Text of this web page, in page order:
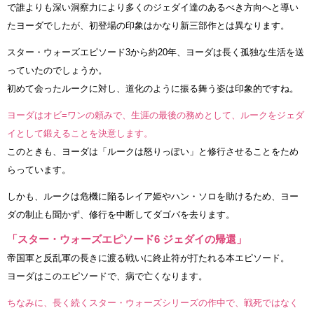
で誰よりも深い洞察力により多くのジェダイ達のあるべき方向へと導い
たヨーダでしたが、初登場の印象はかなり新三部作とは異なります。
スター・ウォーズエピソード3から約20年、ヨーダは長く孤独な生活を送
っていたのでしょうか。
初めて会ったルークに対し、道化のように振る舞う姿は印象的ですね。
ヨーダはオビ=ワンの頼みで、生涯の最後の務めとして、ルークをジェダ
イとして鍛えることを決意します。
このときも、ヨーダは「ルークは怒りっぽい」と修行させることをため
らっています。
しかも、ルークは危機に陥るレイア姫やハン・ソロを助けるため、ヨー
ダの制止も聞かず、修行を中断してダゴバを去ります。
「スター・ウォーズエピソード6 ジェダイの帰還」
帝国軍と反乱軍の長きに渡る戦いに終止符が打たれる本エピソード。
ヨーダはこのエピソードで、病で亡くなります。
ちなみに、長く続くスター・ウォーズシリーズの作中で、戦死ではなく